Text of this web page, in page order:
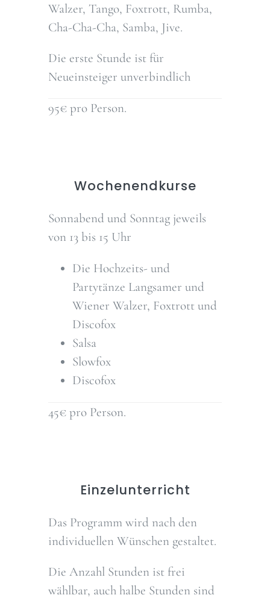
Walzer, Tango, Foxtrott, Rumba,
Cha-Cha-Cha, Samba, Jive.
Die erste Stunde ist für
Neueinsteiger unverbindlich
95€ pro Person.
Wochenendkurse
Sonnabend und Sonntag jeweils
von 13 bis 15 Uhr
Die Hochzeits- und
Partytänze Langsamer und
Wiener Walzer, Foxtrott und
Discofox
Salsa
Slowfox
Discofox
45€ pro Person.
Einzelunterricht
Das Programm wird nach den
individuellen Wünschen gestaltet.
Die Anzahl Stunden ist frei
wählbar, auch halbe Stunden sind